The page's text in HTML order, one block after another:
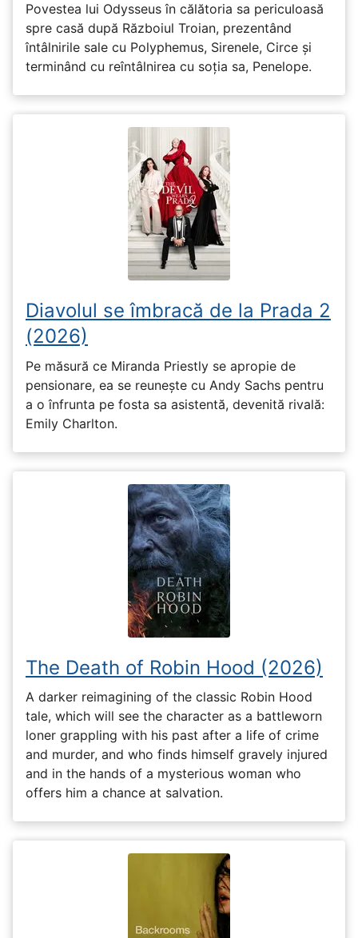
Povestea lui Odysseus în călătoria sa periculoasă
spre casă după Războiul Troian, prezentând
întâlnirile sale cu Polyphemus, Sirenele, Circe și
terminând cu reîntâlnirea cu soția sa, Penelope.
Diavolul se îmbracă de la Prada 2
(2026)
Pe măsură ce Miranda Priestly se apropie de
pensionare, ea se reunește cu Andy Sachs pentru
a o înfrunta pe fosta sa asistentă, devenită rivală:
Emily Charlton.
The Death of Robin Hood (2026)
A darker reimagining of the classic Robin Hood
tale, which will see the character as a battleworn
loner grappling with his past after a life of crime
and murder, and who finds himself gravely injured
and in the hands of a mysterious woman who
offers him a chance at salvation.